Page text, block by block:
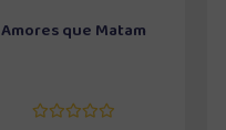
Amores que Matam